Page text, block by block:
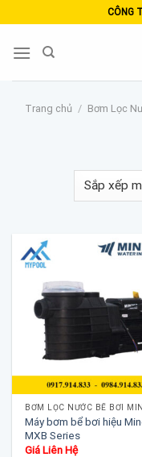
to
content
CÔNG
Trang chủ / Bơm Lọc
Máy bơm bể bơi hiệu
MXB Series
Giá Liên Hệ